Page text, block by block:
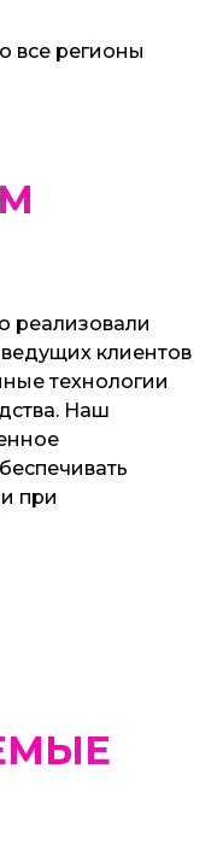
все регионы
реализовали
клиентов
технологии
Наш
при